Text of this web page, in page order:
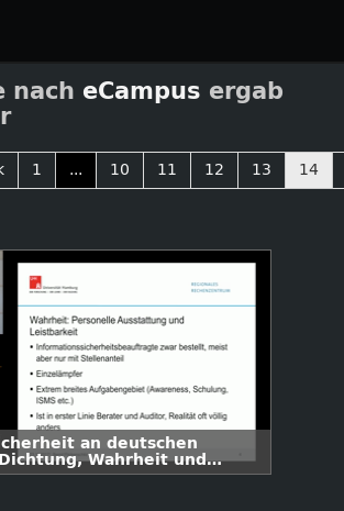
nach eCampus ergab
1 ... 10 11 12 13 14
an deutschen
Wahrheit und